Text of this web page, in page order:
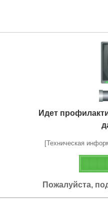
Идет
[Техническая
Пожалуйста,